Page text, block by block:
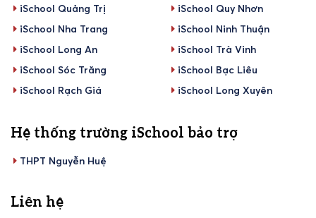
iSchool Quảng Trị
iSchool Quy Nhơn
iSchool Nha Trang
iSchool Ninh Thuận
iSchool Long An
iSchool Trà Vinh
iSchool Sóc Trăng
iSchool Bạc Liêu
iSchool Rạch Giá
iSchool Long Xuyên
Hệ thống trường iSchool bảo trợ
THPT Nguyễn Huệ
Liên hệ